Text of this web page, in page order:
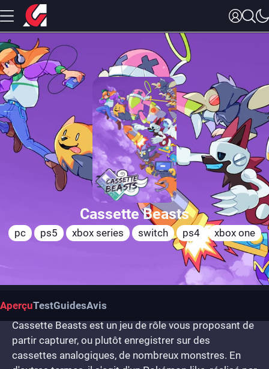
Cassette Beasts
pc ps5 xbox series switch ps4 xbox one
AperçuTestGuidesAvis
Cassette Beasts est un jeu de rôle vous proposant de
partir capturer, ou plutôt enregistrer sur des
cassettes analogiques, de nombreux monstres. En